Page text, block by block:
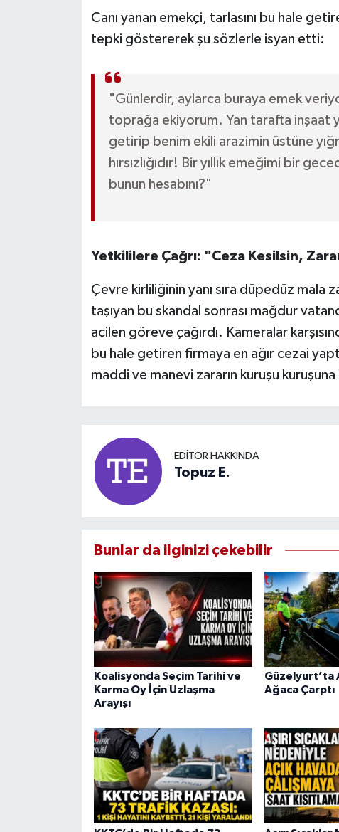
Canı yanan emekçi, tarlasını bu hale
tepki göstererek şu sözlerle isyan etti:
"Günlerdir, aylarca buraya emek
toprağa ekiyorum. Yan tarafta inşaat
getirip benim ekili arazimin üstüne
hırsızlığıdır! Bir yıllık emeğimi bir
bunun hesabını?"
Yetkililere Çağrı: "Ceza Kesilsin,
Çevre kirliliğinin yanı sıra düpedüz mala
taşıyan bu skandal sonrası mağdur
acilen göreve çağırdı. Kameralar
bu hale getiren firmaya en ağır cezai
maddi ve manevi zararın kuruşu kuruşuna
EDITÖR HAKKINDA
Topuz E.
Bunlar da ilginizi çekebilir
Koalisyonda Seçim Tarihi ve
Karma Oy İçin Uzlaşma
Arayışı
Güzelyurt’ta
Ağaca Çarptı